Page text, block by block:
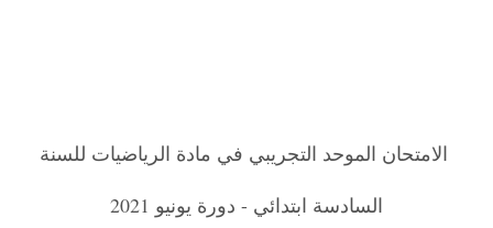
الامتحان الموحد التجريبي في مادة الرياضيات للسنة
السادسة ابتدائي - دورة يونيو 2021